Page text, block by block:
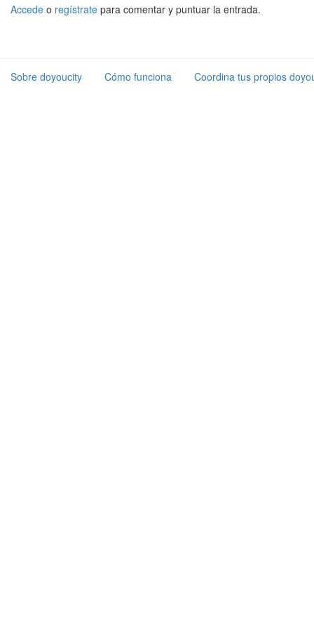
Accede o regístrate para comentar y puntuar la entrada.
Sobre doyoucity Cómo funciona Coordina tus propios